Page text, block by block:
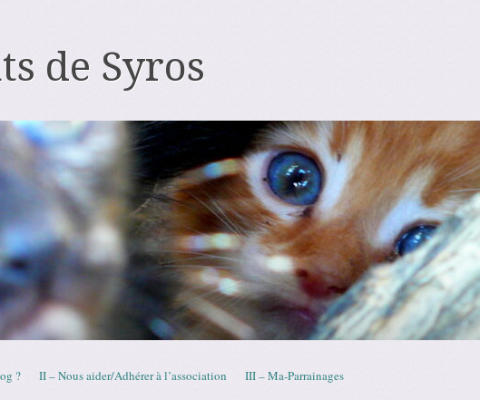
de Syros
? II – Nous aider/Adhérer à l’association III – Ma-Parrainages